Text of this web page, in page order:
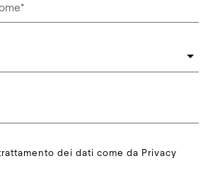
dei dati come da Privacy